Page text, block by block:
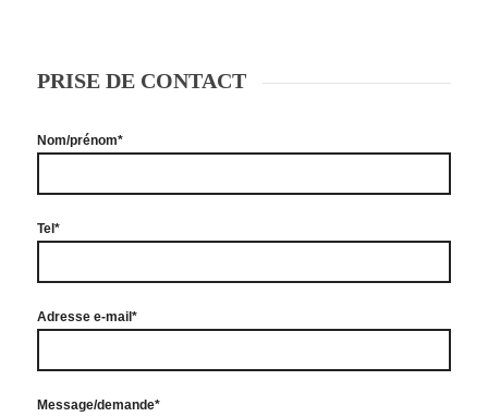
PRISE DE CONTACT
Nom/prénom*
Tel*
Adresse e-mail*
Message/demande*